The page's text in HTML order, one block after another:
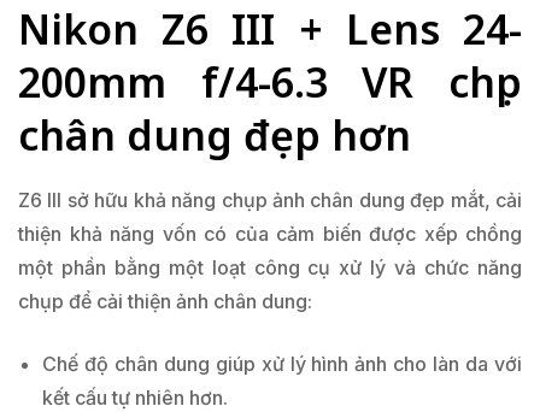
Nikon Z6 III + Lens 24-
200mm f/4-6.3 VR chụp
chân dung đẹp hơn
Z6 III sở hữu khả năng chụp ảnh chân dung đẹp mắt, cải
thiện khả năng vốn có của cảm biến được xếp chồng
một phần bằng một loạt công cụ xử lý và chức năng
chụp để cải thiện ảnh chân dung:
Chế độ chân dung giúp xử lý hình ảnh cho làn da với
kết cấu tự nhiên hơn.